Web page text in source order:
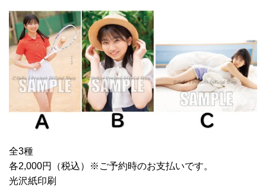
全3種
各2,000円（税込）※ご予約時のお支払いです。
光沢紙印刷